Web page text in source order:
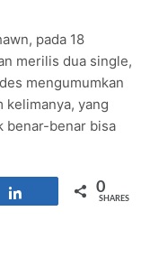
Diskon Hingga 80%
EVENT
Jogja
pada 18
merilis dua single,
mengumumkan
kelimanya, yang
benar-benar bisa
0
SHARES